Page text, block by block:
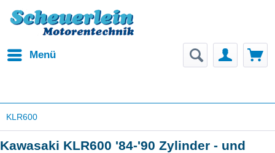
Menü
KLR600
Kawasaki KLR600 '84-'90 Zylinder - und